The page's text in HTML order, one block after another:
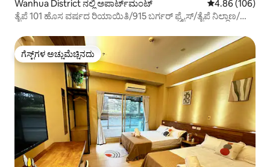
Wanhua District ನಲ್ಲಿ ಅಪಾರ್ಟ್‌ಮಂಟ್ 5 ರಲ್ಲಿ 4.86
4.86 (106)
ತೈಪೆ 101 ಹೊಸ ವರ್ಷದ ರಿಯಾಯಿತಿ/915 ಬರ್ಗರ್ ಫ್ರೈಸ್/ತೈಪೆ ನಿಲ್ದಾಣ/
ಮಾರ್ಕೆಟ್/ಎಲಿವೇಟರ್/1-4 ಜನರಿಗೆ ವಾಸ್ತವ್ಯ
ಗೆಸ್ಟ್‌ಗಳ ಅಚ್ಚುಮೆಚ್ಚಿನದು
ಗೆಸ್ಟ್‌ಗಳ ಅಚ್ಚುಮೆಚ್ಚಿನದು